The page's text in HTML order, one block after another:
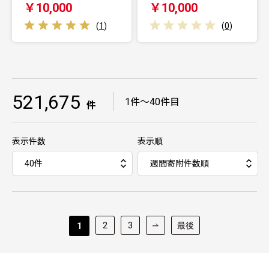
￥10,000
(1)
￥10,000
(0)
521,675 件 1件～40件目
表示件数 表示順
1 2 3 最後